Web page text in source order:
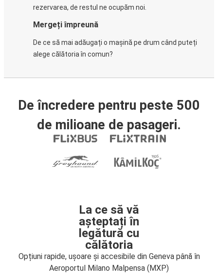
rezervarea, de restul ne ocupăm noi.
Mergeți împreună
De ce să mai adăugați o mașină pe drum când puteți
alege călătoria în comun?
De încredere pentru peste 500
de milioane de pasageri.
La ce să vă
așteptați în
legătură cu
călătoria
Opțiuni rapide, ușoare și accesibile din Geneva până în
Aeroportul Milano Malpensa (MXP)